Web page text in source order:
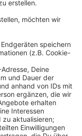
hat laut
schwer sexuell
es sich um den
Verteidigung
aus, ohne
Das Urteil
Prozess, läuft